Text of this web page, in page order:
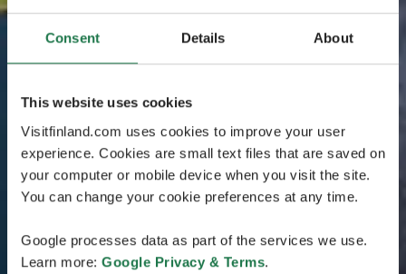
Consent Details About
This website uses cookies
Visitfinland.com uses cookies to improve your user
experience. Cookies are small text files that are saved on
your computer or mobile device when you visit the site.
You can change your cookie preferences at any time.
Google processes data as part of the services we use.
Learn more: Google Privacy & Terms.